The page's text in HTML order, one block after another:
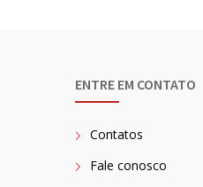
ENTRE EM CONTATO
Contatos
Fale conosco